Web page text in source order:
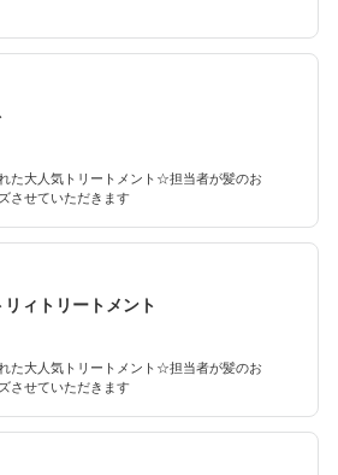
た大人気トリートメント☆担当者が髪のお
させていただきます
ィトリートメント
た大人気トリートメント☆担当者が髪のお
させていただきます